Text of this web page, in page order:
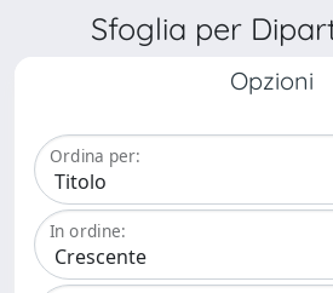
Sfoglia per
Opzioni
Ordina per:
In ordine: